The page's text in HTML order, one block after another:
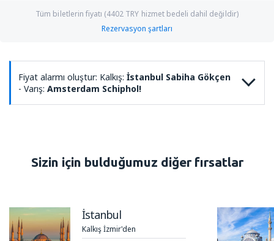
Tüm biletlerin fiyatı (4402 TRY hizmet bedeli dahil değildir)
Rezervasyon şartları
Fiyat alarmı oluştur: Kalkış: İstanbul Sabiha Gökçen
- Varış: Amsterdam Schiphol!
Sizin için bulduğumuz diğer fırsatlar
İstanbul
Kalkış İzmir'den